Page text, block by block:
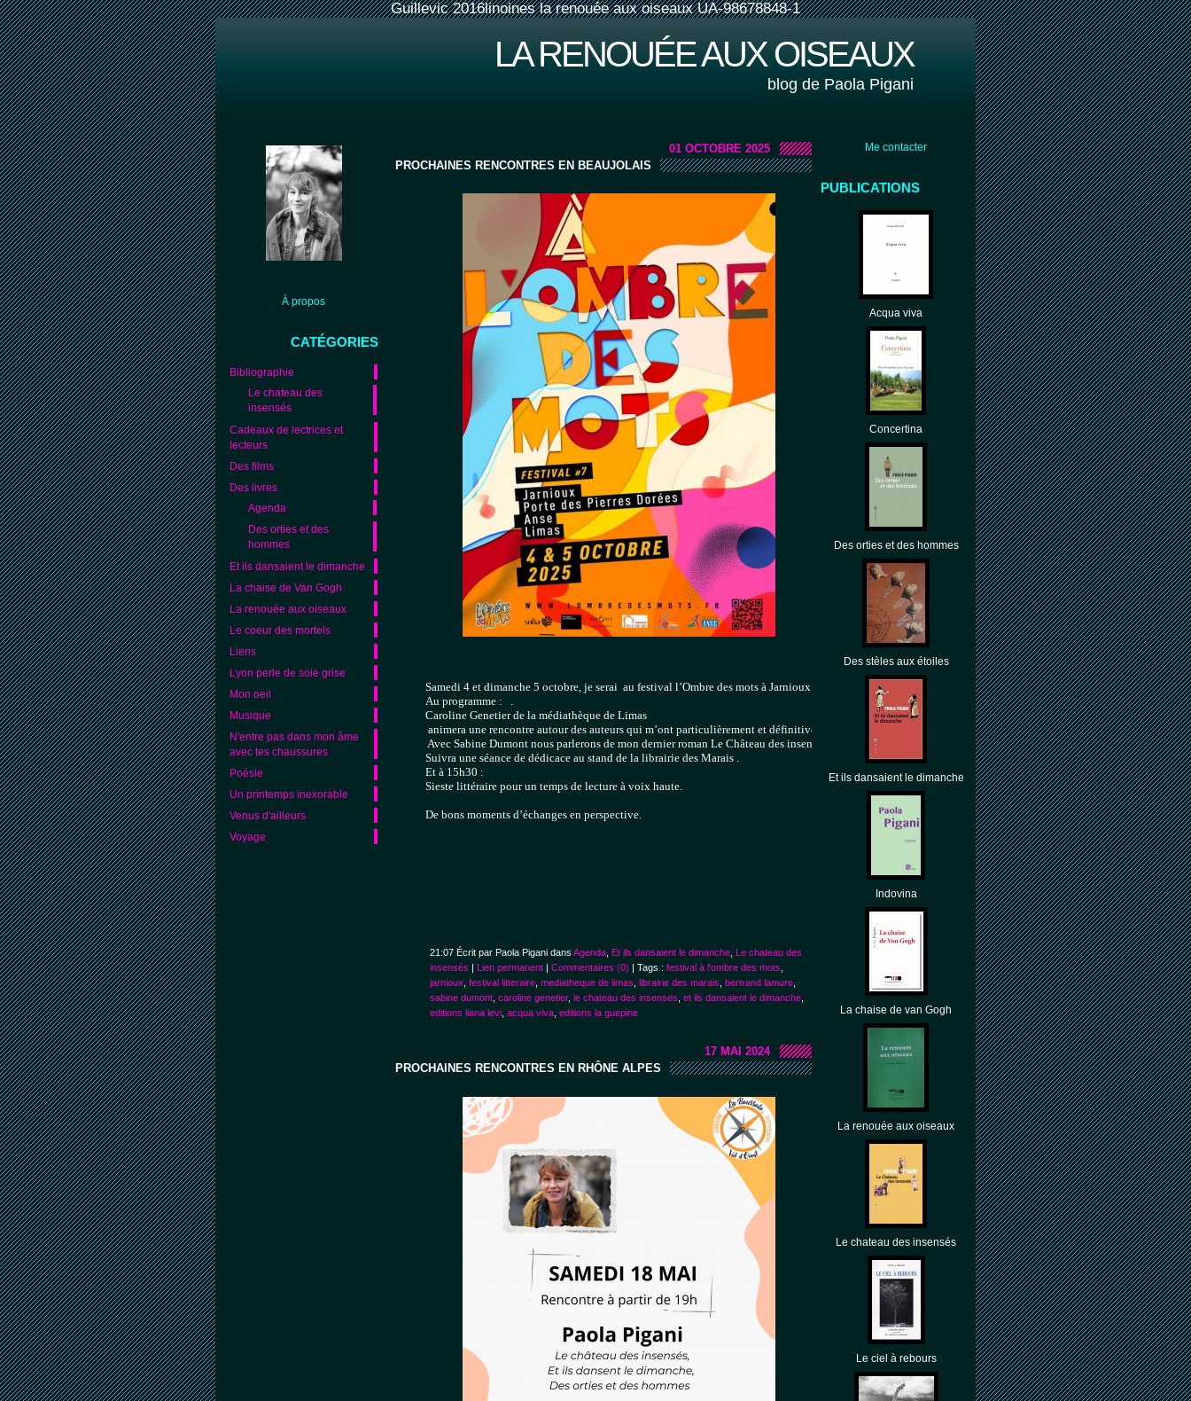
Guillevic 2016linoines la renouée aux oiseaux UA-98678848-1
LA RENOUÉE AUX OISEAUX
blog de Paola Pigani
À propos
CATÉGORIES
Bibliographie
Le chateau des
insensés
Cadeaux de lectrices et
lecteurs
Des films
Des livres
Agenda
Des orties et des
hommes
Et ils dansaient le dimanche
La chaise de Van Gogh
La renouée aux oiseaux
Le coeur des mortels
Liens
Lyon perle de soie grise
Mon oeil
Musique
N'entre pas dans mon âme
avec tes chaussures
Poésie
Un printemps inexorable
Venus d'ailleurs
Voyage
Me contacter
PUBLICATIONS
Acqua viva
Concertina
Des orties et des hommes
Des stèles aux étoiles
Et ils dansaient le dimanche
Indovina
La chaise de van Gogh
La renouée aux oiseaux
Le chateau des insensés
Le ciel à rebours
01 OCTOBRE 2025
PROCHAINES RENCONTRES EN BEAUJOLAIS
Samedi 4 et dimanche 5 octobre, je serai  au festival l’Ombre des mots à Jarnioux   ( aux portes du Beaujolais).
Au programme :   .
Caroline Genetier de la médiathèque de Limas
animera une rencontre autour des auteurs qui m’ont particulièrement et définitivement marquée samedi à 14h30.
Avec Sabine Dumont nous parlerons de mon dernier roman Le Château des insensés  dimanche à  14h 15 .
Suivra une séance de dédicace au stand de la librairie des Marais .
Et à 15h30 :
Sieste littéraire pour un temps de lecture à voix haute.
De bons moments d’échanges en perspective.
21:07 Écrit par Paola Pigani dans Agenda, Et ils dansaient le dimanche, Le chateau des
insensés
Lien permanent Commentaires (0) | Tags : festival à l'ombre des mots,
jarnioux, festival litteraire, mediatheque de limas, librairie des marais, bertrand lamure,
sabine dumont, caroline genetier, le chateau des insenses, et ils dansaient le dimanche,
editions liana levi, acqua viva, editions la guepine
17 MAI 2024
PROCHAINES RENCONTRES EN RHÔNE ALPES